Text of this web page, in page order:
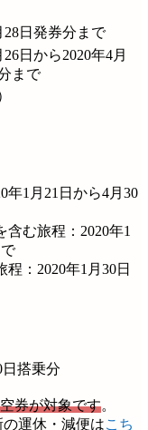
28日発券分まで
26日から2020年4月
まで
年1月21日から4月30
む旅程：2020年1
：2020年1月30日
日搭乗分
券が対象です。
の運休・減便はこち